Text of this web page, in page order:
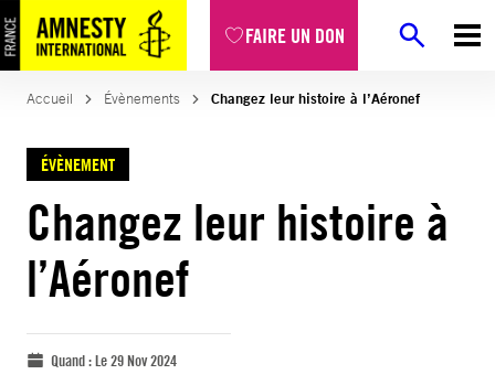
FAIRE UN DON
Accueil Évènements Changez leur histoire à l’Aéronef
ÉVÈNEMENT
Changez leur histoire à
l’Aéronef
Quand :Le 29 Nov 2024